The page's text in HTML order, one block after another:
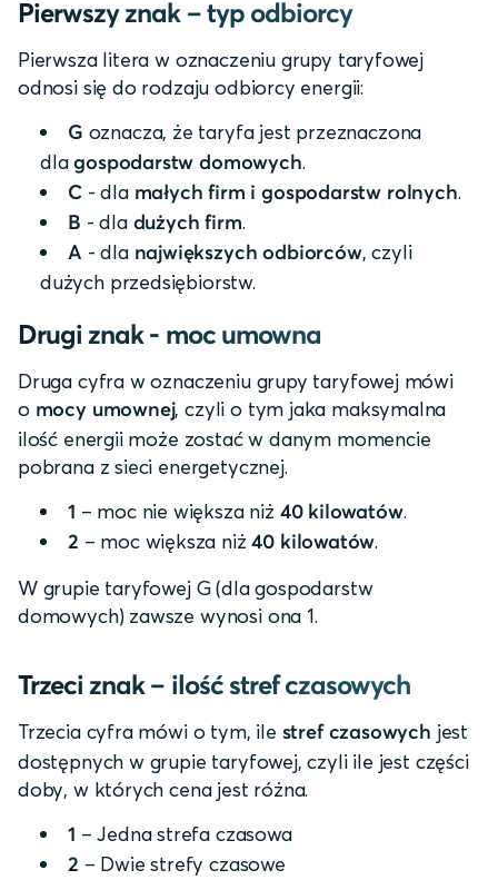
Pierwszy znak – typ odbiorcy
Pierwsza litera w oznaczeniu grupy taryfowej
odnosi się do rodzaju odbiorcy energii:
G oznacza, że taryfa jest przeznaczona
dlagospodarstw domowych.
C- dla małych firm i gospodarstw rolnych.
B - dla dużych firm.
A - dla największych odbiorców, czyli
dużych przedsiębiorstw.
Drugi znak - moc umowna
Druga cyfra w oznaczeniu grupy taryfowej mówi
o mocy umownej, czyli o tym jaka maksymalna
ilość energii może zostać w danym momencie
pobrana z sieci energetycznej.
1 – moc nie większa niż 40 kilowatów.
2 – moc większa niż40 kilowatów.
W grupie taryfowej G (dla gospodarstw
domowych) zawsze wynosi ona 1.
Trzeci znak – ilość stref czasowych
Trzecia cyfra mówi o tym, ile stref czasowych jest
dostępnych w grupie taryfowej, czyli ile jest części
doby, w których cena jest różna.
1 – Jedna strefa czasowa
2 – Dwie strefy czasowe